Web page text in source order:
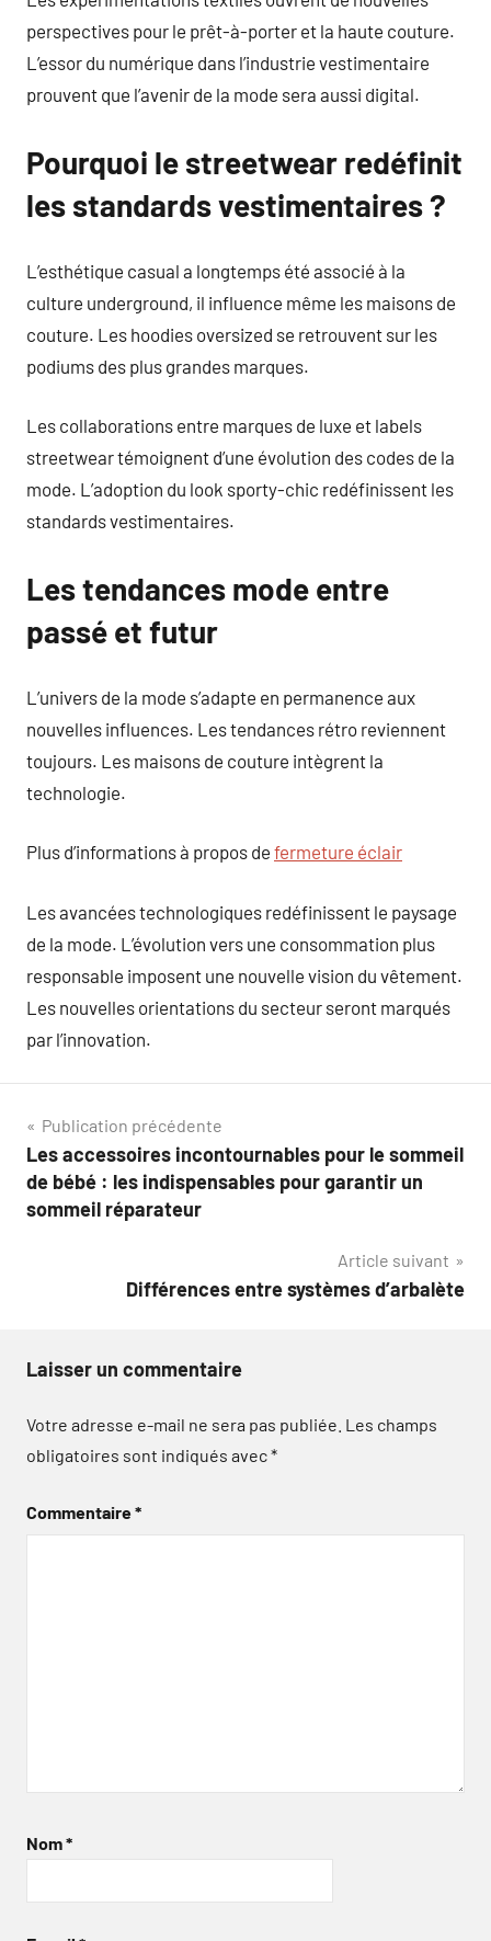
perspectives pour le prêt-à-porter et la haute couture.
L’essor du numérique dans l’industrie vestimentaire
prouvent que l’avenir de la mode sera aussi digital.
Pourquoi le streetwear redéfinit
les standards vestimentaires ?
L’esthétique casual a longtemps été associé à la
culture underground, il influence même les maisons de
couture. Les hoodies oversized se retrouvent sur les
podiums des plus grandes marques.
Les collaborations entre marques de luxe et labels
streetwear témoignent d’une évolution des codes de la
mode. L’adoption du look sporty-chic redéfinissent les
standards vestimentaires.
Les tendances mode entre
passé et futur
L’univers de la mode s’adapte en permanence aux
nouvelles influences. Les tendances rétro reviennent
toujours. Les maisons de couture intègrent la
technologie.
Plus d’informations à propos de fermeture éclair
Les avancées technologiques redéfinissent le paysage
de la mode. L’évolution vers une consommation plus
responsable imposent une nouvelle vision du vêtement.
Les nouvelles orientations du secteur seront marqués
par l’innovation.
Navigation
de
l’article
Publication précédente
Les accessoires incontournables pour le sommeil
de bébé : les indispensables pour garantir un
sommeil réparateur
Article suivant
Différences entre systèmes d’arbalète
Laisser un commentaire
Votre adresse e-mail ne sera pas publiée. Les champs
obligatoires sont indiqués avec*
Commentaire*
Nom*